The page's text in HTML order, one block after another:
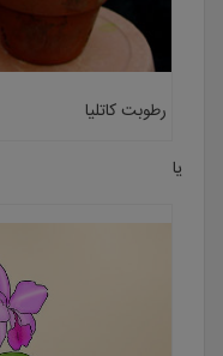
رطوبت کاتلیا
یا